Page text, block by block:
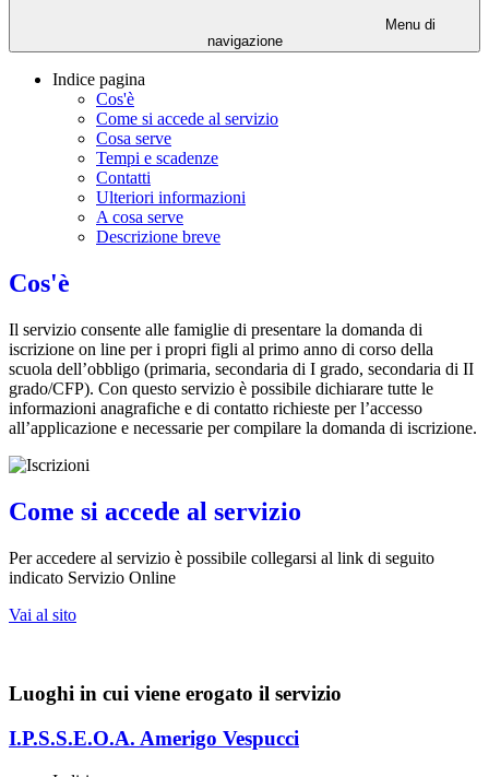
Menu di
navigazione
Indice pagina
Cos'è
Come si accede al servizio
Cosa serve
Tempi e scadenze
Contatti
Ulteriori informazioni
A cosa serve
Descrizione breve
Cos'è
Il servizio consente alle famiglie di presentare la domanda di
iscrizione on line per i propri figli al primo anno di corso della
scuola dell’obbligo (primaria, secondaria di I grado, secondaria di II
grado/CFP). Con questo servizio è possibile dichiarare tutte le
informazioni anagrafiche e di contatto richieste per l’accesso
all’applicazione e necessarie per compilare la domanda di iscrizione.
Come si accede al servizio
Per accedere al servizio è possibile collegarsi al link di seguito
indicato Servizio Online
Vai al sito
Luoghi in cui viene erogato il servizio
I.P.S.S.E.O.A. Amerigo Vespucci